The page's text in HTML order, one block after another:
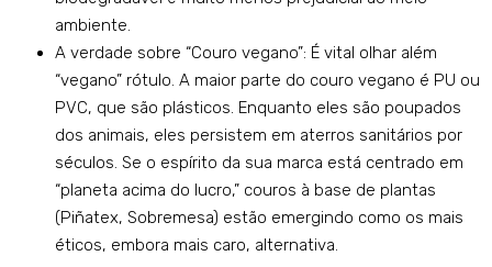
ambiente.
A verdade sobre “Couro vegano”: É vital olhar além
“vegano” rótulo. A maior parte do couro vegano é PU ou
PVC, que são plásticos. Enquanto eles são poupados
dos animais, eles persistem em aterros sanitários por
séculos. Se o espírito da sua marca está centrado em
“planeta acima do lucro,” couros à base de plantas
(Piñatex, Sobremesa) estão emergindo como os mais
éticos, embora mais caro, alternativa.